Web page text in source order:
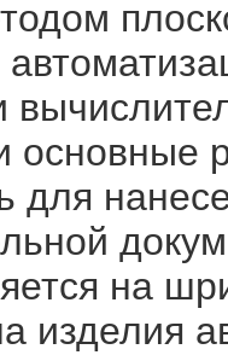
для
на
изделия